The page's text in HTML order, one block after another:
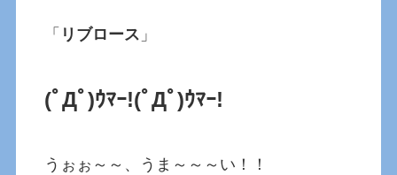
「 リブロース 」
(ﾟДﾟ)ｳﾏｰ!(ﾟДﾟ)ｳﾏｰ!
うぉぉ～～、うま～～～い！！